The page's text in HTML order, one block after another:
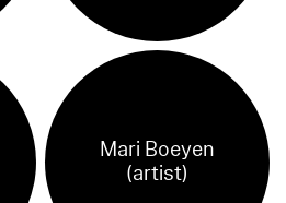
Mari Boeyen
(artist)